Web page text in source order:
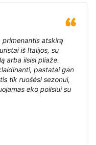
atskirą
iš Italijos, su
arba ilsisi pliaže.
pastatai gan
tik ruošėsi sezonui,
eko poilsiui su